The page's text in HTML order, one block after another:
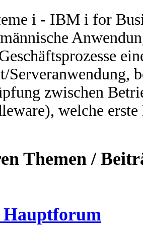
i - IBM i for
Serveranwendung,
zwischen
welche
Themen /